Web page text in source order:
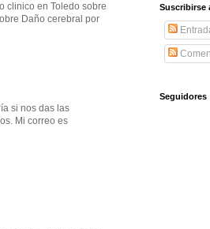
clinico en Toledo sobre
Daño cerebral por
si nos das las
Mi correo es
Suscribirse
Seguidores